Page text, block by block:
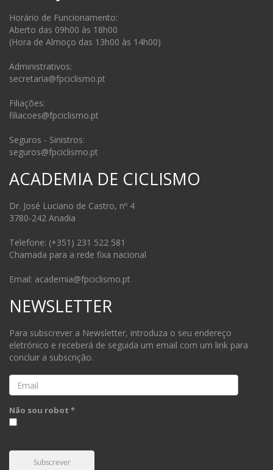
Horário de Funcionamento:
Aberto das 09h00 às 18h00
(Hora de Almoço das 13h00 às 14h00)
Administrativos:
secretaria@fpciclismo.pt
Filiações:
filiacoes@fpciclismo.pt
Seguros - Sinistros:
seguros@fpciclismo.pt
ACADEMIA DE CICLISMO
Dr. José Luciano de Castro, nº 4
3780-242 Anadia
Telefone: (+351) 231 522 581
Chamada para a rede fixa nacional
Email: academia@fpciclismo.pt
NEWSLETTER
Para subscrever a Newsletter, introduza o seu endereço
eletrónico e receberá de seguida um email com um link para
concluir a subscrição.
Email
Não sou robot *
Subscrever